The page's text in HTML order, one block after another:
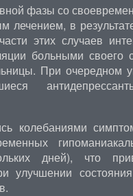
фазы со
лечением, в
этих случаев
больными своего
При очередном
колебаниями
дней), что
улучшении